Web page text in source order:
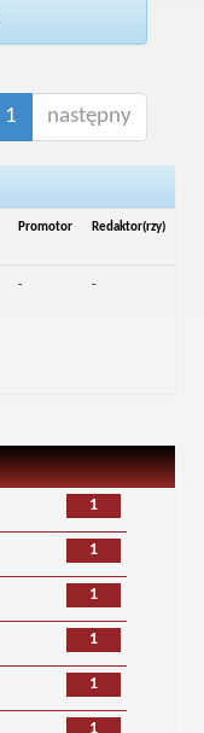
1 następny
Promotor Redaktor(rzy)
- -
1
1
1
1
1
1